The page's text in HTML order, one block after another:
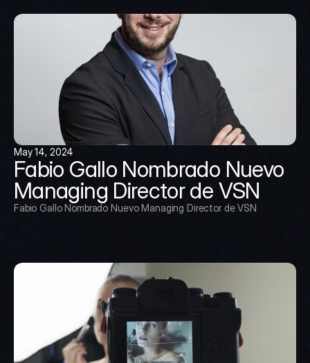
May 14, 2024
Fabio Gallo Nombrado Nuevo
Managing Director de VSN
Fabio Gallo Nombrado Nuevo Managing Director de VSN